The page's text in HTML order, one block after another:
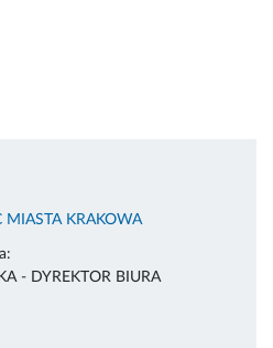
MIASTA KRAKOWA
- DYREKTOR BIURA